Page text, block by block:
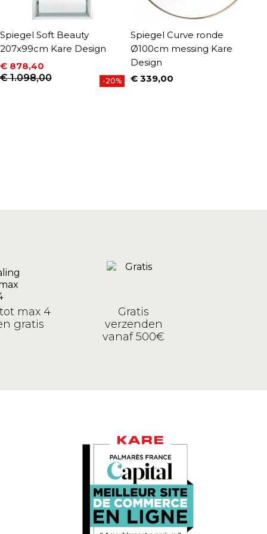
Spiegel Soft Beauty
207x99cm Kare Design
Prijs
€ 878,40
Normale prijs
€ 1.098,00 -20%
Spiegel Curve ronde
Ø100cm messing Kare
Design
Prijs
€ 339,00
max 4
gratis
Gratis
verzenden
vanaf 500€